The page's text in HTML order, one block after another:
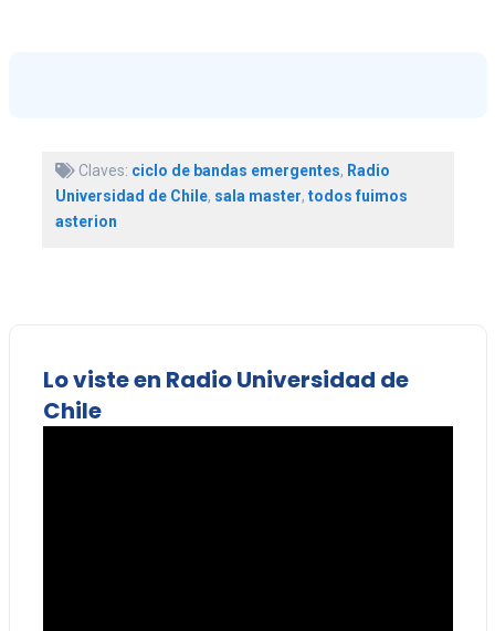
Claves: ciclo de bandas emergentes, Radio
Universidad de Chile, sala master, todos fuimos
asterion
Lo viste en Radio Universidad de
Chile